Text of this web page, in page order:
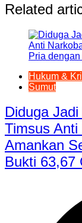
Related
Hukum &
Sumut
Diduga
Timsus
Amankan
Bukti 63,67